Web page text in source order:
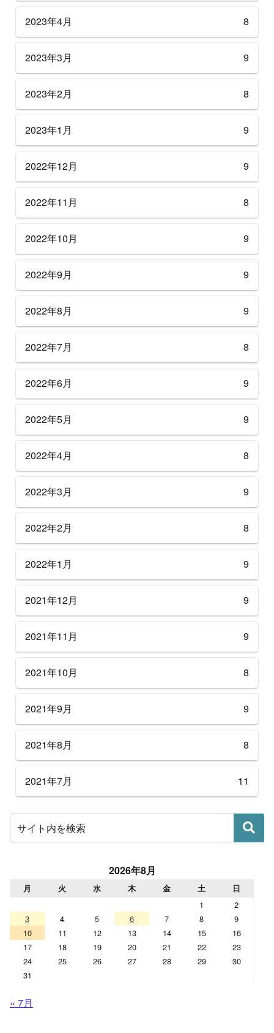
2023年4月 8
2023年3月 9
2023年2月 8
2023年1月 9
2022年12月 9
2022年11月 8
2022年10月 9
2022年9月 9
2022年8月 9
2022年7月 8
2022年6月 9
2022年5月 9
2022年4月 8
2022年3月 9
2022年2月 8
2022年1月 9
2021年12月 9
2021年11月 9
2021年10月 8
2021年9月 9
2021年8月 8
2021年7月 11
2026年8月
月 火 水 木 金 土 日
1
2
3
4 5 6 7 8
9
10
11 12 13 14 15
16
17
18 19 20 21 22
23
24
25 26 27 28 29
30
31
« 7月